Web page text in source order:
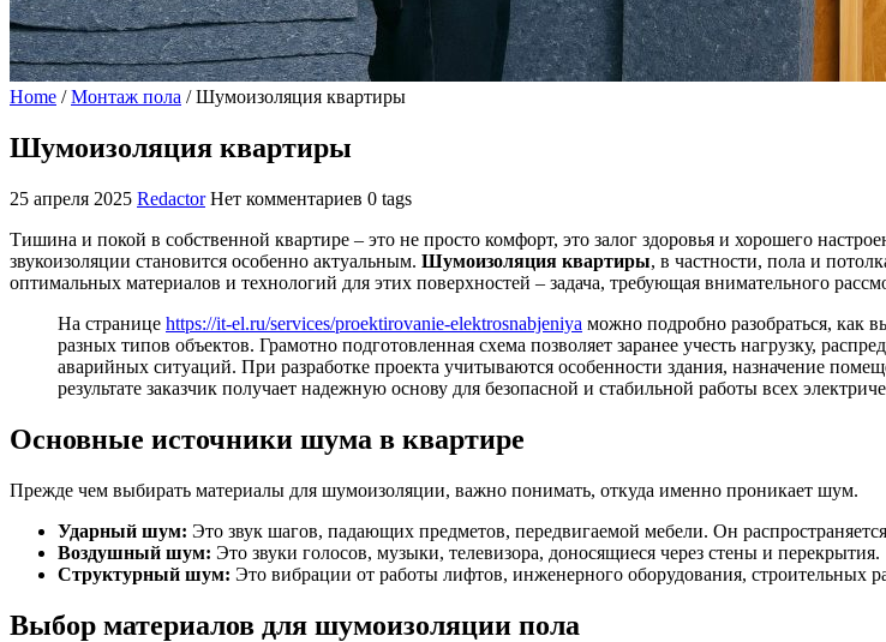
Home /Монтаж пола /Шумоизоляция квартиры
Шумоизоляция квартиры
25 апреля 2025 Redactor Нет комментариев 0 tags
Тишина и покой в собственной квартире – это не просто комфорт, это залог здоровья и хорошего
звукоизоляции становится особенно актуальным. Шумоизоляция квартиры, в частности, пола и
оптимальных материалов и технологий для этих поверхностей – задача, требующая внимательного
На странице https://it-el.ru/services/proektirovanie-elektrosnabjeniya можно подробно разобраться, как
разных типов объектов. Грамотно подготовленная схема позволяет заранее учесть нагрузку,
аварийных ситуаций. При разработке проекта учитываются особенности здания, назначение
результате заказчик получает надежную основу для безопасной и стабильной работы всех
Основные источники шума в квартире
Прежде чем выбирать материалы для шумоизоляции, важно понимать, откуда именно проникает шум.
Ударный шум: Это звук шагов, падающих предметов, передвигаемой мебели. Он
Воздушный шум: Это звуки голосов, музыки, телевизора, доносящиеся через стены и перекрытия.
Структурный шум: Это вибрации от работы лифтов, инженерного оборудования, строительных
Выбор материалов для шумоизоляции пола